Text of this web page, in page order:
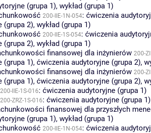
(grupa 1), wykład (grupa 1)
200-IIE-1N-054: ćwiczenia
(grupa 2), wykład (grupa 1)
200-IIE-1S-054: ćwiczenia
(grupa 2), wykład (grupa 1)
finansowej dla inżynierów 200-
(grupa 1), ćwiczenia audytoryjne (grupa 2),
finansowej dla inżynierów 200-
(grupa 1), ćwiczenia audytoryjne (grupa 2),
200-IIE-1S-016: ćwiczenia audytoryjne (grupa 1)
200-ZRZ-1S-016: ćwiczenia audytoryjne (grupa 1)
finansowej dla przyszłych
(grupa 1), wykład (grupa 1)
200-IIE-1N-054: ćwiczenia